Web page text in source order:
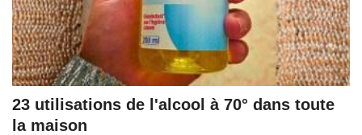
23 utilisations de l'alcool à 70° dans toute
la maison